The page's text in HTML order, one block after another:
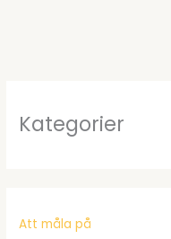
Kategorier
Att måla på